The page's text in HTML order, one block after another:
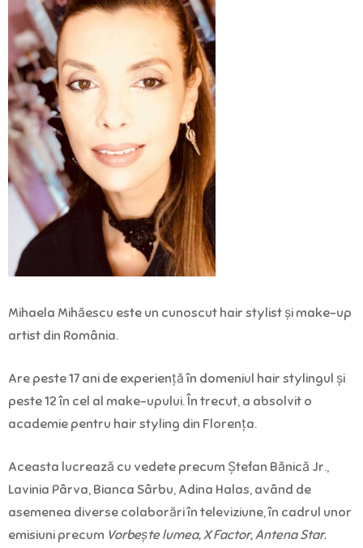
Mihaela Mihăescu este un cunoscut hair stylist și make-up
artist din România.
Are peste 17 ani de experiență în domeniul hair stylingul și
peste 12 în cel al make-upului. În trecut, a absolvit o
academie pentru hair styling din Florența.
Aceasta lucrează cu vedete precum Ștefan Bănică Jr.,
Lavinia Pârva, Bianca Sârbu, Adina Halas, având de
asemenea diverse colaborări în televiziune, în cadrul unor
emisiuni precum Vorbește lumea, X Factor, Antena Star.